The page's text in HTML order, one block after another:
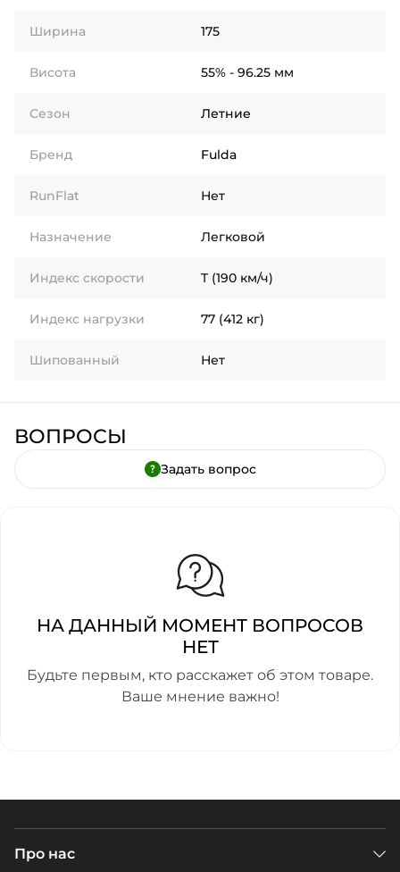
Ширина 175
Висота 55% - 96.25 мм
Сезон Летние
Бренд Fulda
RunFlat Нет
Назначение Легковой
Индекс скорости T (190 км/ч)
Индекс нагрузки 77 (412 кг)
Шипованный Нет
ВОПРОСЫ
Задать вопрос
НА ДАННЫЙ МОМЕНТ ВОПРОСОВ
НЕТ
Будьте первым, кто расскажет об этом товаре.
Ваше мнение важно!
Про нас